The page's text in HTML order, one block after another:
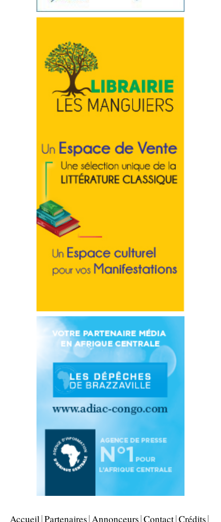
Accueil Partenaires Annonceurs Contact Crédits